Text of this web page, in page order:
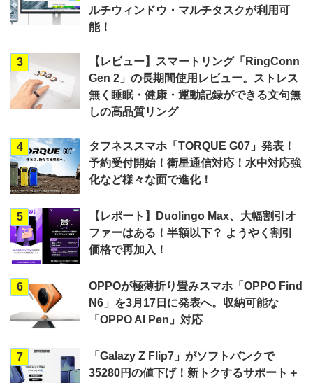
ルチウィンドウ・マルチタスクが利用可
能！
3
【レビュー】スマートリング「RingConn
Gen 2」の長期間使用レビュー。ストレス
無く睡眠・健康・運動記録ができる文句無
しの高品質リング
4
タフネススマホ「TORQUE G07」発表！
予約受付開始！衛星通信対応！水中対応強
化など様々な面で進化！
5
【レポート】Duolingo Max、大幅割引オ
ファーはある！半額以下？ ようやく割引
価格で再加入！
6
OPPOが極薄折り畳みスマホ「OPPO Find
N6」を3月17日に発表へ。収納可能な
「OPPO AI Pen」対応
7
「Galazy Z Flip7」がソフトバンクで
35280円の値下げ！新トクするサポート＋